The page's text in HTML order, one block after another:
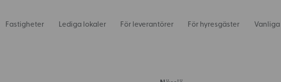
Fastigheter Lediga lokaler För leverantörer För hyresgäster